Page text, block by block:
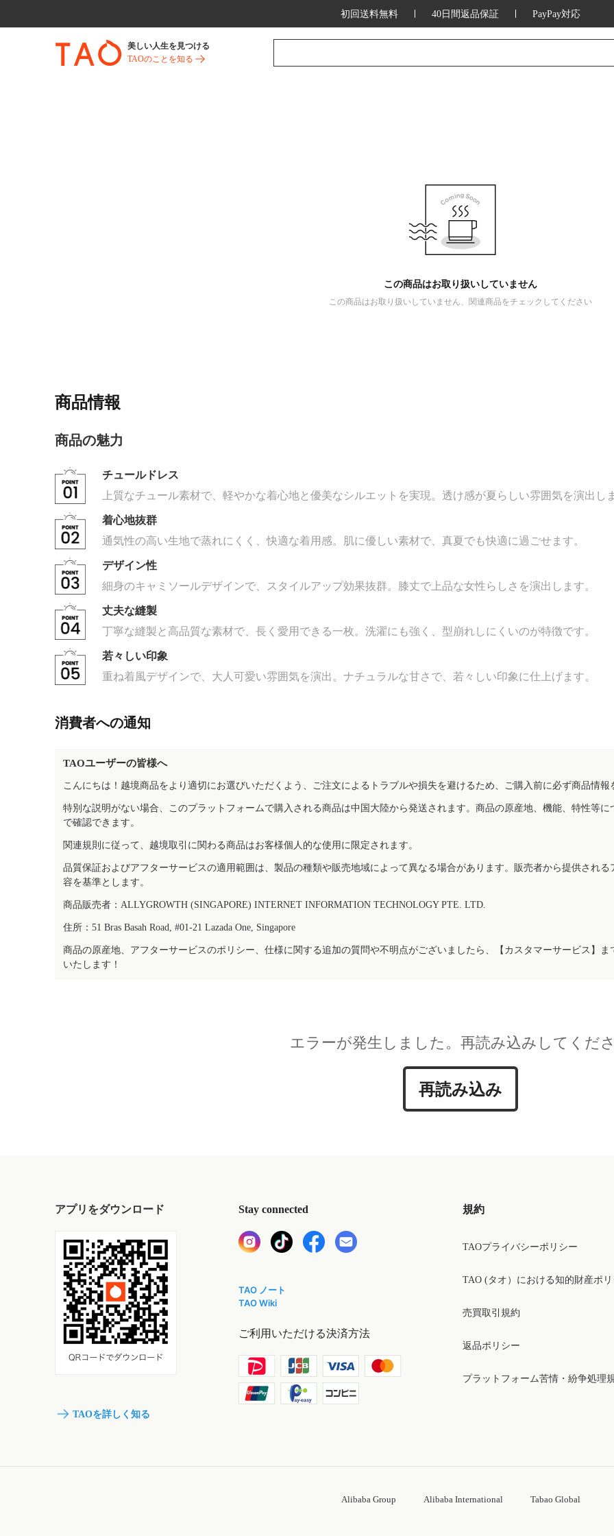
初回送料無料 40日間返品保証 PayPay対応
美しい人生を見つける
TAOのことを知る
この商品はお取り扱いしていません
この商品はお取り扱いしていません、関連商品をチェックしてください
商品情報
商品の魅力
チュールドレス
上質なチュール素材で、軽やかな着心地と優美なシルエットを実現。透け感が夏らしい雰囲気を演出し
着心地抜群
通気性の高い生地で蒸れにくく、快適な着用感。肌に優しい素材で、真夏でも快適に過ごせます。
デザイン性
細身のキャミソールデザインで、スタイルアップ効果抜群。膝丈で上品な女性らしさを演出します。
丈夫な縫製
丁寧な縫製と高品質な素材で、長く愛用できる一枚。洗濯にも強く、型崩れしにくいのが特徴です。
若々しい印象
重ね着風デザインで、大人可愛い雰囲気を演出。ナチュラルな甘さで、若々しい印象に仕上げます。
消費者への通知
TAOユーザーの皆様へ
こんにちは！越境商品をより適切にお選びいただくよう、ご注文によるトラブルや損失を避けるため、ご購入前に必ず商品情
特別な説明がない場合、このプラットフォームで購入される商品は中国大陸から発送されます。商品の原産地、機能、特性等
で確認できます。
関連規則に従って、越境取引に関わる商品はお客様個人的な使用に限定されます。
品質保証およびアフターサービスの適用範囲は、製品の種類や販売地域によって異なる場合があります。販売者から提供され
容を基準とします。
商品販売者：ALLYGROWTH (SINGAPORE) INTERNET INFORMATION TECHNOLOGY PTE. LTD.
住所：51 Bras Basah Road, #01-21 Lazada One, Singapore
商品の原産地、アフターサービスのポリシー、仕様に関する追加の質問や不明点がございましたら、【カスタマーサービス】
いたします！
エラーが発生しました。再読み込みしてくだ
再読み込み
アプリをダウンロード
TAOを詳しく知る
Stay connected
TAO ノート
TAO Wiki
ご利用いただける決済方法
規約
TAOプライバシーポリシー
TAO (タオ）における知的財産ポ
売買取引規約
返品ポリシー
プラットフォーム苦情・紛争処理
Alibaba Group Alibaba International Tabao Global